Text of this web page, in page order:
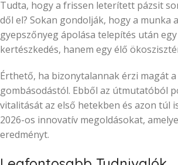
Tudta, hogy a frissen leterített pázsit
dől el? Sokan gondolják, hogy a munka
gyepszőnyeg ápolása telepítés után
kertészkedés, hanem egy élő
Érthető, ha bizonytalannak érzi magát
gombásodástól. Ebből az útmutatóból
vitalitását az első hetekben és azon túl
2026-os innovatív megoldásokat,
eredményt.